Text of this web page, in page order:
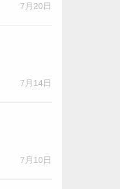
7月20日
7月14日
7月10日